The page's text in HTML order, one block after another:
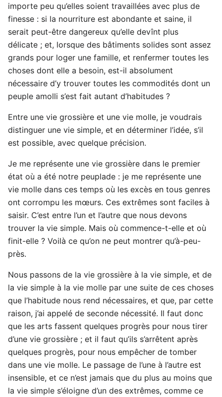
importe peu qu’elles soient travaillées avec plus de
finesse : si la nourriture est abondante et saine, il
serait peut-être dangereux qu’elle devînt plus
délicate ; et, lorsque des bâtiments solides sont assez
grands pour loger une famille, et renfermer toutes les
choses dont elle a besoin, est-il absolument
nécessaire d’y trouver toutes les commodités dont un
peuple amolli s’est fait autant d’habitudes ?
Entre une vie grossière et une vie molle, je voudrais
distinguer une vie simple, et en déterminer l’idée, s’il
est possible, avec quelque précision.
Je me représente une vie grossière dans le premier
état où a été notre peuplade : je me représente une
vie molle dans ces temps où les excès en tous genres
ont corrompu les mœurs. Ces extrêmes sont faciles à
saisir. C’est entre l’un et l’autre que nous devons
trouver la vie simple. Mais où commence-t-elle et où
finit-elle ? Voilà ce qu’on ne peut montrer qu’à-peu-
près.
Nous passons de la vie grossière à la vie simple, et de
la vie simple à la vie molle par une suite de ces choses
que l’habitude nous rend nécessaires, et que, par cette
raison, j’ai appelé de seconde nécessité. Il faut donc
que les arts fassent quelques progrès pour nous tirer
d’une vie grossière ; et il faut qu’ils s’arrêtent après
quelques progrès, pour nous empêcher de tomber
dans une vie molle. Le passage de l’une à l’autre est
insensible, et ce n’est jamais que du plus au moins que
la vie simple s’éloigne d’un des extrêmes, comme ce